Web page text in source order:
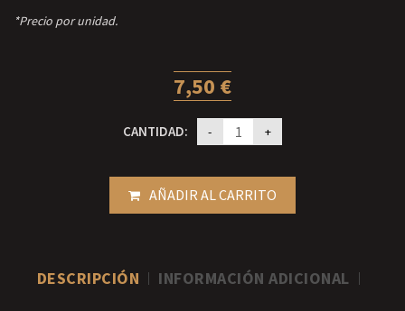
*Precio por unidad.
7,50 €
CANTIDAD:
AÑADIR AL CARRITO
DESCRIPCIÓN INFORMACIÓN ADICIONAL